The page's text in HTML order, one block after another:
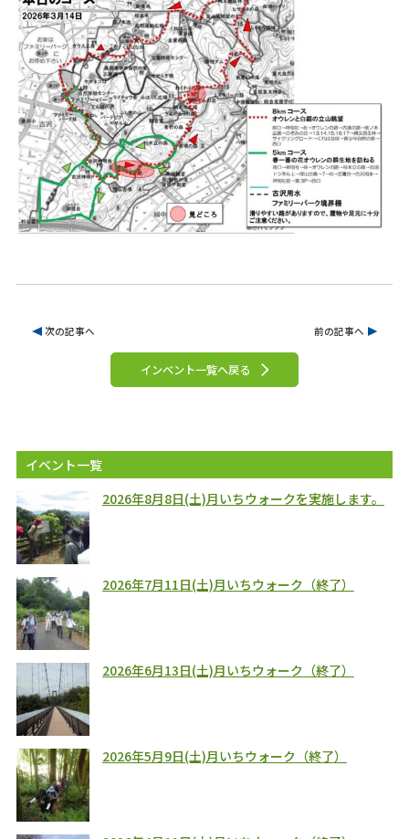
前の記事へ
次の記事へ
インベント一覧へ戻る
イベント一覧
2026年8月8日(土)月いちウォークを実施します。
2026年7月11日(土)月いちウォーク（終了）
2026年6月13日(土)月いちウォーク（終了）
2026年5月9日(土)月いちウォーク（終了）